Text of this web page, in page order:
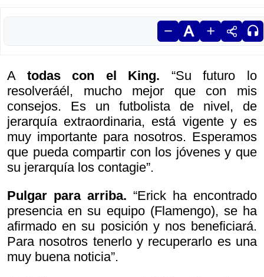
A todas con el King. “Su futuro lo
resolveráél, mucho mejor que con mis
consejos. Es un futbolista de nivel, de
jerarquía extraordinaria, está vigente y es
muy importante para nosotros. Esperamos
que pueda compartir con los jóvenes y que
su jerarquía los contagie”.
Pulgar para arriba. “Erick ha encontrado
presencia en su equipo (Flamengo), se ha
afirmado en su posición y nos beneficiará.
Para nosotros tenerlo y recuperarlo es una
muy buena noticia”.